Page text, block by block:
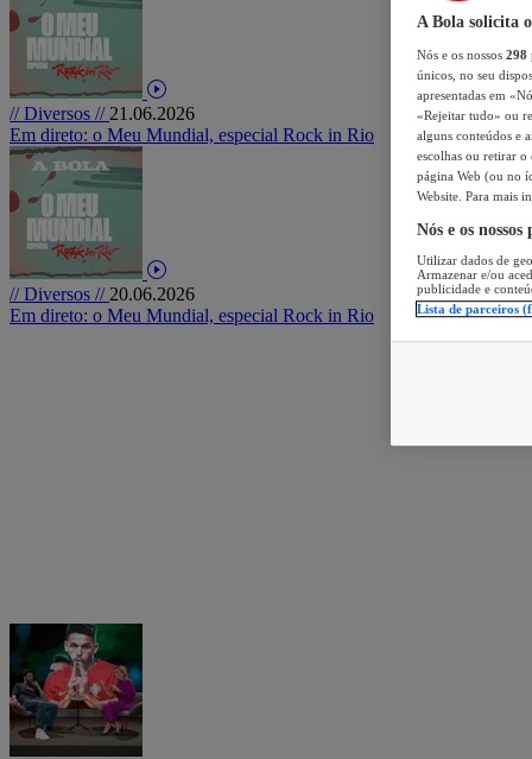
// Diversos // 21.06.2026
Em direto: o Meu Mundial, especial Rock in Rio
// Diversos // 20.06.2026
Em direto: o Meu Mundial, especial Rock in Rio
A Bola solicita
Nós e os nossos 298
únicos, no seu
apresentadas em
«Rejeitar tudo» ou
alguns conteúdos e
escolhas ou retirar
página Web (ou no
Website. Para mais
Nós e os
Utilizar dados de
Armazenar e/ou
publicidade e
Lista de parceiros